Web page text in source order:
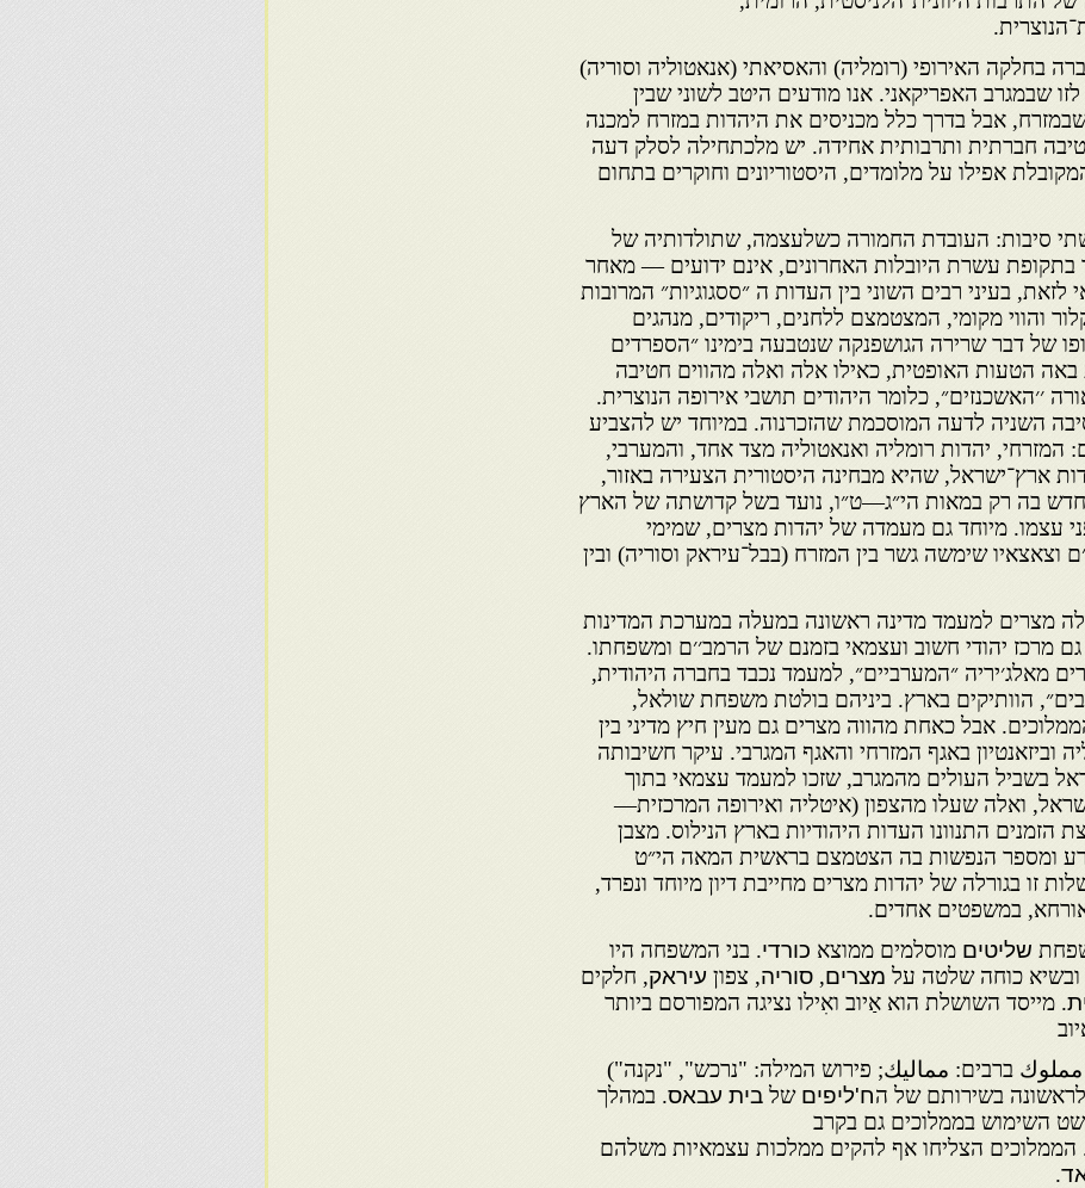
בחלקה האירופי (רומליה) והאסיאתי (אנאטוליה וסוריה)
שבמגרב האפריקאני. אנו מודעים היטב לשוני שבין
אבל בדרך כלל מכניסים את היהדות במזרח למכנה
חברתית ותרבותית אחידה. יש מלכתחילה לסלק דעה
אפילו על מלומדים, היסטוריונים וחוקרים בתחום
סיבות: העובדת החמורה כשלעצמה, שתולדותיה של
בתקופת עשרת היובלות האחרונים, אינם ידועים — מאחר
לזאת, בעיני רבים השוני בין העדות ה ״ססגוגיות״ המרובות
והווי מקומי, המצטמצם ללחנים, ריקודים, מנהגים
של דבר שרירה הגושפנקה שנטבעה בימינו ״הספרדים
הטעות האופטית, כאילו אלה ואלה מהווים חטיבה
׳׳האשכנזים״, כלומר היהודים תושבי אירופה הנוצרית.
השניה לדעה המוסכמת שהזכרנוה. במיוחד יש להצביע
המזרחי, יהדות רומליה ואנאטוליה מצד אחד, והמערבי,
ארץ־ישראל, שהיא מבחינה היסטורית הצעירה באזור,
בה רק במאות הי״ג—ט״ו, נועד בשל קדושתה של הארץ
עצמו. מיוחד גם מעמדה של יהדות מצרים, שמימי
וצאצאיו שימשה גשר בין המזרח (בבל־עיראק וסוריה) ובין
מצרים למעמד מדינה ראשונה במעלה במערכת המדינות
מרכז יהודי חשוב ועצמאי בזמנם של הרמב׳׳ם ומשפחתו.
מאלג׳יריה ״המערביים״, למעמד נכבד בחברה היהודית,
הוותיקים בארץ. ביניהם בולטת משפחת שולאל,
אבל כאחת מהווה מצרים גם מעין חיץ מדיני בין
וביזאנטיון באגף המזרחי והאגף המגרבי. עיקר חשיבותה
בשביל העולים מהמגרב, שזכו למעמד עצמאי בתוך
ואלה שעלו מהצפון (איטליה ואירופה המרכזית—
הזמנים התנוונו העדות היהודיות בארץ הנילוס. מצבן
ומספר הנפשות בה הצטמצם בראשית המאה הי״ט
זו בגורלה של יהדות מצרים מחייבת דיון מיוחד ונפרד,
אורחא, במשפטים אחדים.
שליטים מוסלמים ממוצא כורדי. בני המשפחה היו
ובשיא כוחה שלטה על מצרים, סוריה, צפון עיראק, חלקים
. מייסד השושלת הוא אַ‏יוב ואִילו נציגה המפורסם ביותר
مملوك ברבים: مماليك; פירוש המילה: "נרכש", "נקנה")
בשירותם של הח'ליפים של בית עבאס. במהלך
השימוש בממלוכים גם בקרב
הממלוכים הצליחו אף להקים ממלכות עצמאיות משלהם
.